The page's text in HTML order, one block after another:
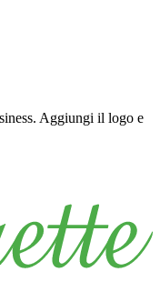
Aggiungi il logo e